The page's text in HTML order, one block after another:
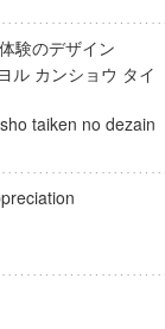
験のデザイン
ル カンショウ タイ
taiken no dezain